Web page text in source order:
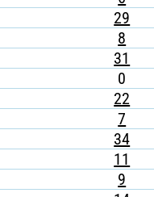
29
8
31
0
22
7
34
11
9